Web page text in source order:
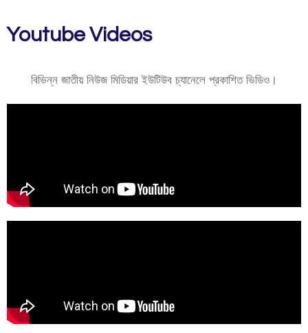
Youtube Videos
বিভিন্ন জাতীয় নিউজ মিডিয়ার ইউটিউব চ্যানেলে প্রকাশিত ভিডিও।